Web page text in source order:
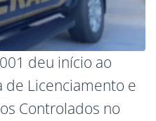
deu início ao
Licenciamento e
Controlados no